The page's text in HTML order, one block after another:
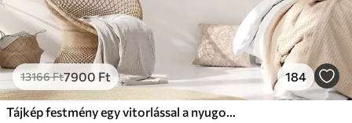
13166Ft7900 Ft 184
Tájkép festmény egy vitorlással a nyugodt tengeren, narancssárga és sárga égbolt, távoli hegyek